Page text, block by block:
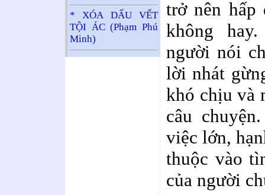
* XÓA DẤU VẾT
TỘI ÁC (Phạm Phú
Minh)
trở nên hấp
không
người nói
lời nhát
khó chịu và
câu
việc lớn,
thuộc vào
của người